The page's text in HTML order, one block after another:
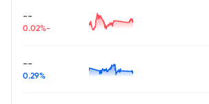
--
-0.02%
--
0.29%